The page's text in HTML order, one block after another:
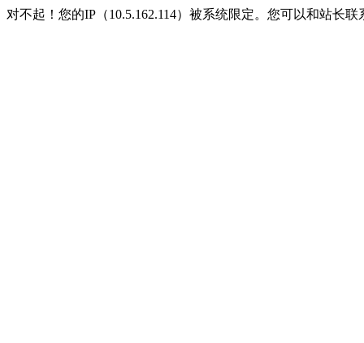
对不起！您的IP（10.5.162.114）被系统限定。您可以和站长联